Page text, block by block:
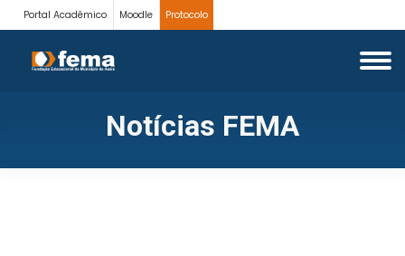
Portal Acadêmico Moodle Protocolo
Notícias FEMA